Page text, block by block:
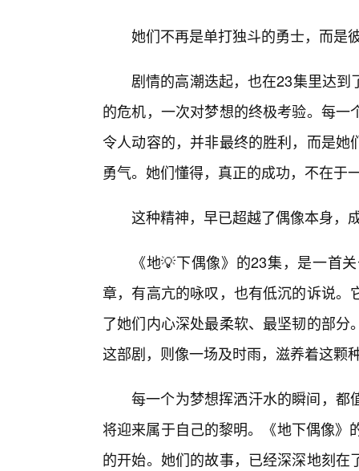
她们不再是单打独斗的勇士，而是
剧情的高潮迭起，也在23集里达
的危机，一次对梦想的终极考验。每
令人动容的，并非最终的胜利，而是
勇气。她们懂得，真正的成功，不在于
这种精神，早已超越了偶像本身，
《地💡下偶像》的23集，是一首
章，有高亢的咏叹，也有低沉的诉说
了她们内心深处最柔软、最坚韧的部
这部剧，则像一场及时雨，滋养着这颗
每一个为梦想挥洒汗水的瞬间，都
将迎来属于自己的黎明。《地下偶像
的开始。她们的故事，已经深深地刻